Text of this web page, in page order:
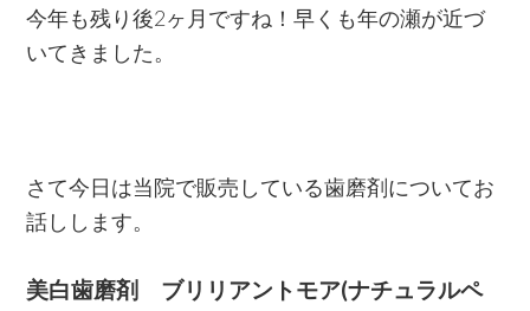
今年も残り後2ヶ月ですね！早くも年の瀬が近づ
いてきました。
さて今日は当院で販売している歯磨剤についてお
話しします。
美白歯磨剤 ブリリアントモア(ナチュラルペ